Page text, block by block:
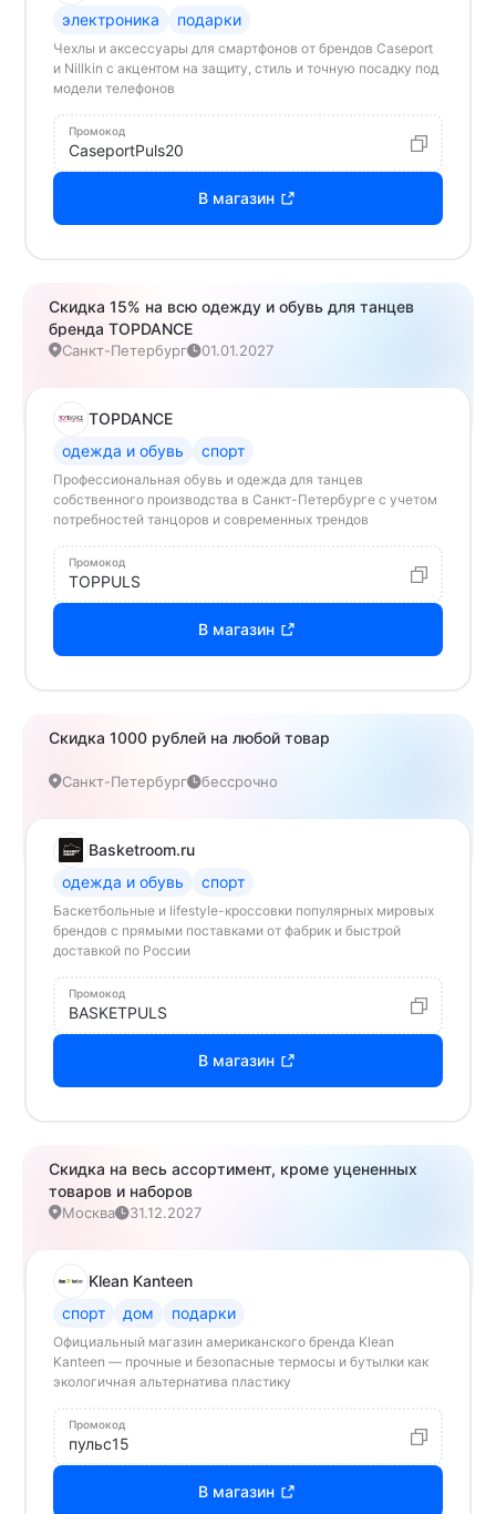
электроника подарки
Чехлы и аксессуары для смартфонов от брендов Caseport
и Nillkin с акцентом на защиту, стиль и точную посадку под
модели телефонов
Промокод
CaseportPuls20
В магазин
Скидка 15% на всю одежду и обувь для танцев
бренда TOPDANCE
Санкт-Петербург 01.01.2027
TOPDANCE
одежда и обувь
спорт
Профессиональная обувь и одежда для танцев
собственного производства в Санкт-Петербурге с учетом
потребностей танцоров и современных трендов
Промокод
TOPPULS
В магазин
Скидка 1000 рублей на любой товар
Санкт-Петербург бессрочно
Basketroom.ru
одежда и обувь
спорт
Баскетбольные и lifestyle-кроссовки популярных мировых
брендов с прямыми поставками от фабрик и быстрой
доставкой по России
Промокод
BASKETPULS
В магазин
Скидка на весь ассортимент, кроме уцененных
товаров и наборов
Москва 31.12.2027
Klean Kanteen
спорт
дом подарки
Официальный магазин американского бренда Klean
Kanteen — прочные и безопасные термосы и бутылки как
экологичная альтернатива пластику
Промокод
пульс15
В магазин